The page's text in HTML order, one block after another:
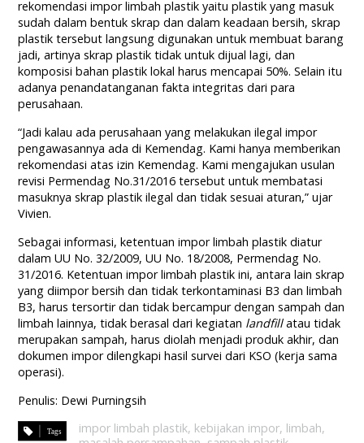
rekomendasi impor limbah plastik yaitu plastik yang masuk
sudah dalam bentuk skrap dan dalam keadaan bersih, skrap
plastik tersebut langsung digunakan untuk membuat barang
jadi, artinya skrap plastik tidak untuk dijual lagi, dan
komposisi bahan plastik lokal harus mencapai 50%. Selain itu
adanya penandatanganan fakta integritas dari para
perusahaan.
“Jadi kalau ada perusahaan yang melakukan ilegal impor
pengawasannya ada di Kemendag. Kami hanya memberikan
rekomendasi atas izin Kemendag. Kami mengajukan usulan
revisi Permendag No.31/2016 tersebut untuk membatasi
masuknya skrap plastik ilegal dan tidak sesuai aturan,” ujar
Vivien.
Sebagai informasi, ketentuan impor limbah plastik diatur
dalam UU No. 32/2009, UU No. 18/2008, Permendag No.
31/2016. Ketentuan impor limbah plastik ini, antara lain skrap
yang diimpor bersih dan tidak terkontaminasi B3 dan limbah
B3, harus tersortir dan tidak bercampur dengan sampah dan
limbah lainnya, tidak berasal dari kegiatan landfillatau tidak
merupakan sampah, harus diolah menjadi produk akhir, dan
dokumen impor dilengkapi hasil survei dari KSO (kerja sama
operasi).
Penulis: Dewi Purningsih
impor limbah plastik, kebijakan impor, limbah,